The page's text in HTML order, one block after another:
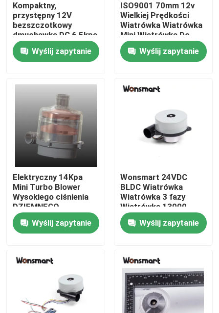
Do domu
Produkty
O nas
Wycieczka po fabryce
Kontrola jakości
Skontaktuj się z nami
Poproś o wycenę
Kompaktny,
przystępny 12V
bezszczotkowy
dmuchawką DC 6,5kpa
dla maszyn CPAP
Wyślij zapytanie
ISO9001 70mm 12v
Wielkiej Prędkości
Wiatrówka Wiatrówka
Mini Wiatrówka Do
Stacji Lutowniczej
Wyślij zapytanie
Elektryczny 14Kpa
Mini Turbo Blower
Wysokiego ciśnienia
DZIEMNEGO
DZIAŁOWANIA dla
ogniw paliwowych 5kw
Wyślij zapytanie
Wonsmart 24VDC
BLDC Wiatrówka
Wiatrówka 3 fazy
Wiatrówka 13000
obr./min-16500
obr./min Prędkość
Wyślij zapytanie